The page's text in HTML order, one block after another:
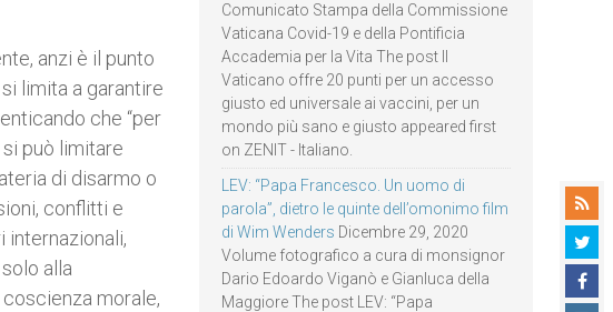
anzi è il punto
limita a garantire
che “per
può limitare
di disarmo o
conflitti e
internazionali,
alla
morale,
Comunicato Stampa della Commissione
Vaticana Covid-19 e della Pontificia
Accademia per la Vita The post Il
Vaticano offre 20 punti per un accesso
giusto ed universale ai vaccini, per un
mondo più sano e giusto appeared first
on ZENIT - Italiano.
LEV: “Papa Francesco. Un uomo di
parola”, dietro le quinte dell’omonimo film
di Wim Wenders Dicembre 29, 2020
Volume fotografico a cura di monsignor
Dario Edoardo Viganò e Gianluca della
Maggiore The post LEV: “Papa